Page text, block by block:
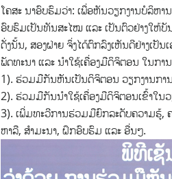
ໂຄສະ ນາອົບຮົມວ່າ: ເພື່ອຫັນວຽກງານບໍລິຫາ
ອົບຮົມເປັນທັນສະໄໝ ແລະ ເປັນຕົວຢ່າງໃຫ້
ດັ່ງນັ້ນ, ສອງຝ່າຍ ຈຶ່ງໄດ້ຕົກລົງເຫັນດີຢ່າງເ
ພັດທະນາ ແລະ ນໍາໃຊ້ເຄື່ອງມືດິຈິຕອນ ໃນກ
1). ຮ່ວມມືກັນຫັນເປັນດິຈິຕອນ ວຽກງານກ
2). ຮ່ວມມືກັນນໍາໃຊ້ເຄື່ອງມືດິຈິຕອນເຂົ້າໃນ
3). ເພີ່ມທະວີການຮ່ວມມືຍົກລະດັບຄວາມຮູ້,
ຫາລື, ສໍາມະນາ, ຝຶກອົບຮົມ ແລະ ອື່ນໆ.